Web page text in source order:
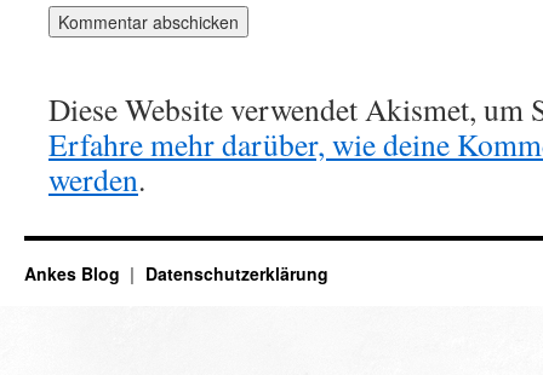
Diese Website verwendet Akismet, um
Erfahre mehr darüber, wie deine
werden.
Ankes Blog Datenschutzerklärung